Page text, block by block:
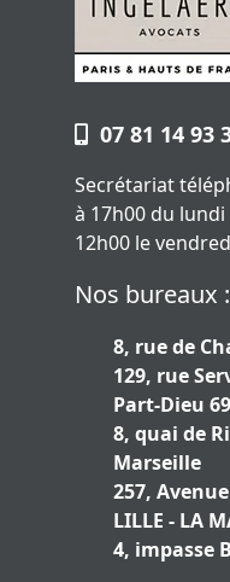
07 81 14 93
Secrétariat
à 17h00 du
12h00 le
Nos bureaux :
8, rue de
129, rue
Part-Dieu
8, quai de
Marseille
257,
LILLE - LA
4, impasse